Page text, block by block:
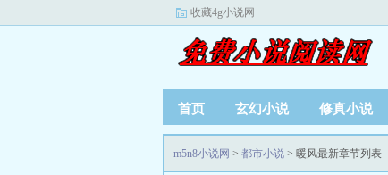
收藏4g小说网
首页 玄幻小说 修真小说
m5n8小说网 > 都市小说 > 暖风最新章节列表